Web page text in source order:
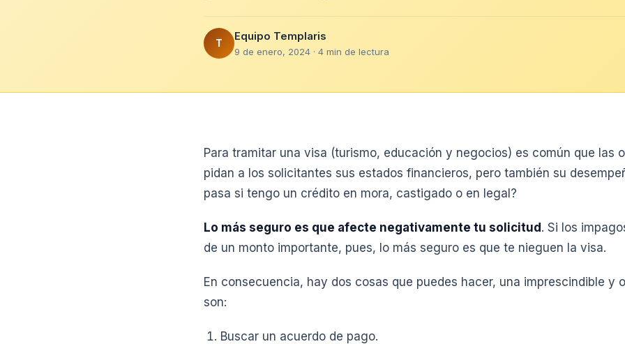
T
Equipo Templaris
9 de enero, 2024 · 4 min de lectura
Para tramitar una visa (turismo, educación y negocios) es común que las
pidan a los solicitantes sus estados financieros, pero también su
pasa si tengo un crédito en mora, castigado o en legal?
Lo más seguro es que afecte negativamente tu solicitud. Si los
de un monto importante, pues, lo más seguro es que te nieguen la visa.
En consecuencia, hay dos cosas que puedes hacer, una imprescindible y
son:
Buscar un acuerdo de pago.